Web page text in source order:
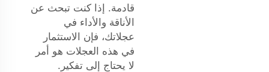
قادمة. إذا كنت تبحث عن
الأناقة والأداء في
عجلاتك، فإن الاستثمار
في هذه العجلات هو أمر
لا يحتاج إلى تفكير.